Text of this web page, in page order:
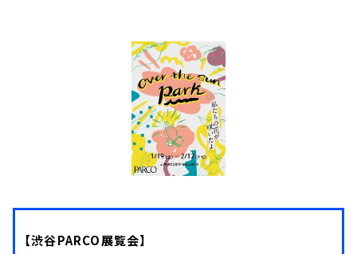
【渋谷PARCO展覧会】